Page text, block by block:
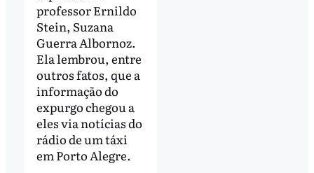
professor Ernildo
Stein, Suzana
Guerra Albornoz.
Ela lembrou, entre
outros fatos, que a
informação do
expurgo chegou a
eles via notícias do
rádio de um táxi
em Porto Alegre.